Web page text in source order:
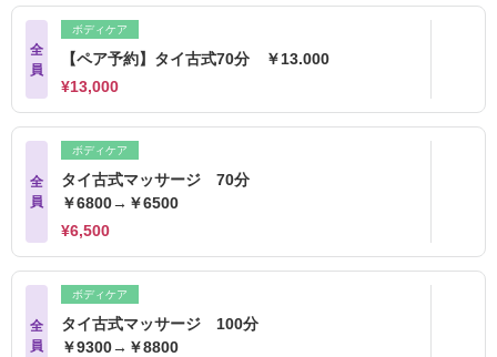
全
員
ボディケア
【ペア予約】タイ古式70分 ￥13.000
¥13,000
全
員
ボディケア
タイ古式マッサージ 70分
￥6800→￥6500
¥6,500
全
員
ボディケア
タイ古式マッサージ 100分
￥9300→￥8800